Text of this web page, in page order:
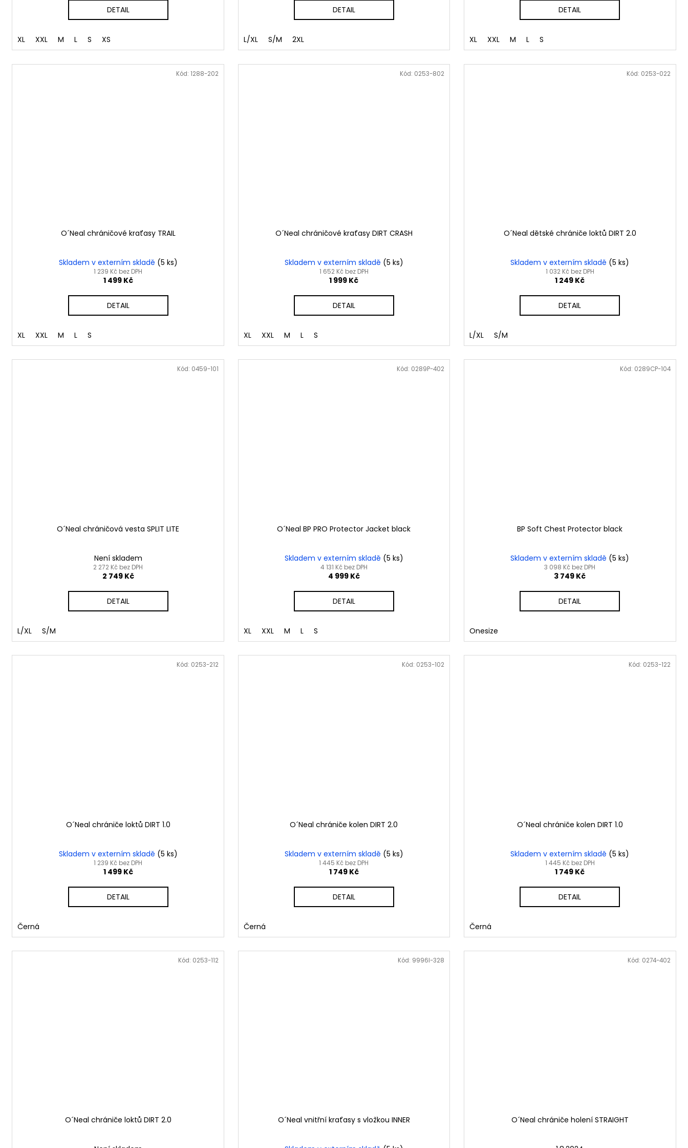
DETAIL
XL XXL M L S XS
DETAIL
L/XL S/M 2XL
DETAIL
XL XXL M L S
O´Neal chráničové kraťasy TRAIL
Skladem v externím skladě (5 ks)
1 239 Kč bez DPH
1 499 Kč
DETAIL
XL XXL M L S
Kód: 1288-202
O´Neal chráničové kraťasy DIRT CRASH
Skladem v externím skladě (5 ks)
1 652 Kč bez DPH
1 999 Kč
DETAIL
XL XXL M L S
Kód: 0253-802
O´Neal dětské chrániče loktů DIRT 2.0
Skladem v externím skladě (5 ks)
1 032 Kč bez DPH
1 249 Kč
DETAIL
L/XL S/M
Kód: 0253-022
O´Neal chráničová vesta SPLIT LITE
Není skladem
2 272 Kč bez DPH
2 749 Kč
DETAIL
L/XL S/M
Kód: 0459-101
O´Neal BP PRO Protector Jacket black
Skladem v externím skladě (5 ks)
4 131 Kč bez DPH
4 999 Kč
DETAIL
XL XXL M L S
Kód: 0289P-402
BP Soft Chest Protector black
Skladem v externím skladě (5 ks)
3 098 Kč bez DPH
3 749 Kč
DETAIL
Onesize
Kód: 0289CP-104
O´Neal chrániče loktů DIRT 1.0
Skladem v externím skladě (5 ks)
1 239 Kč bez DPH
1 499 Kč
DETAIL
Černá
Kód: 0253-212
O´Neal chrániče kolen DIRT 2.0
Skladem v externím skladě (5 ks)
1 445 Kč bez DPH
1 749 Kč
DETAIL
Černá
Kód: 0253-102
O´Neal chrániče kolen DIRT 1.0
Skladem v externím skladě (5 ks)
1 445 Kč bez DPH
1 749 Kč
DETAIL
Černá
Kód: 0253-122
O´Neal chrániče loktů DIRT 2.0
Kód: 0253-112
O´Neal vnitřní kraťasy s vložkou INNER
Kód: 9996I-328
O´Neal chrániče holení STRAIGHT
Kód: 0274-402